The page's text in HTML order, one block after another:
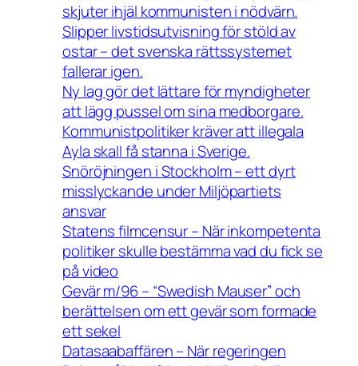
skjuter ihjäl kommunisten i nödvärn.
Slipper livstidsutvisning för stöld av
ostar – det svenska rättssystemet
fallerar igen.
Ny lag gör det lättare för myndigheter
att lägg pussel om sina medborgare.
Kommunistpolitiker kräver att illegala
Ayla skall få stanna i Sverige.
Snöröjningen i Stockholm – ett dyrt
misslyckande under Miljöpartiets
ansvar
Statens filmcensur – När inkompetenta
politiker skulle bestämma vad du fick se
på video
Gevär m/96 – “Swedish Mauser” och
berättelsen om ett gevär som formade
ett sekel
Datasaabaffären – När regeringen